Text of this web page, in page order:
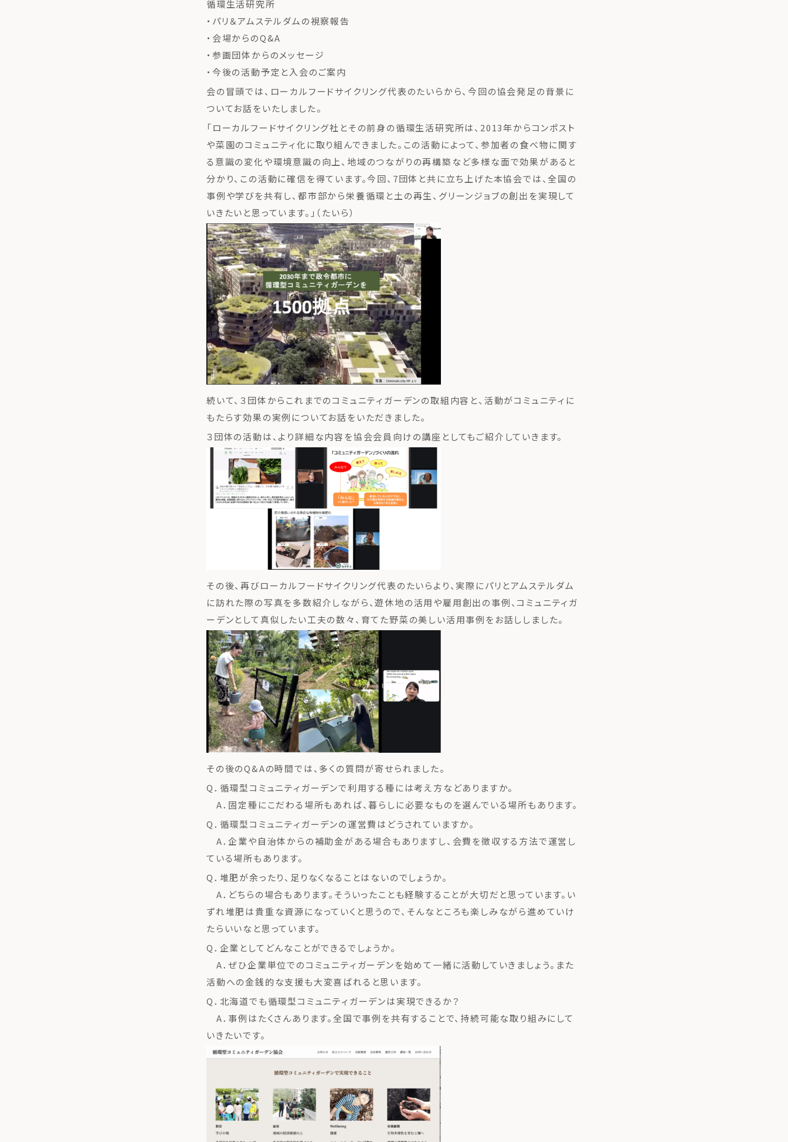
循環生活研究所
・パリ＆アムステルダムの視察報告
・会場からのQ&A
・参画団体からのメッセージ
・今後の活動予定と入会のご案内
会の冒頭では、ローカルフードサイクリング代表のたいらから、今回の協会発足の背景に
ついてお話をいたしました。
「ローカルフードサイクリング社とその前身の循環生活研究所は、2013年からコンポスト
や菜園のコミュニティ化に取り組んできました。この活動によって、参加者の食べ物に関す
る意識の変化や環境意識の向上、地域のつながりの再構築など多様な面で効果があると
分かり、この活動に確信を得ています。今回、7団体と共に立ち上げた本協会では、全国の
事例や学びを共有し、都市部から栄養循環と土の再生、グリーンジョブの創出を実現して
いきたいと思っています。」（たいら）
続いて、３団体からこれまでのコミュニティガーデンの取組内容と、活動がコミュニティに
もたらす効果の実例についてお話をいただきました。
３団体の活動は、より詳細な内容を協会会員向けの講座としてもご紹介していきます。
その後、再びローカルフードサイクリング代表のたいらより、実際にパリとアムステルダム
に訪れた際の写真を多数紹介しながら、遊休地の活用や雇用創出の事例、コミュニティガ
ーデンとして真似したい工夫の数々、育てた野菜の美しい活用事例をお話ししました。
その後のQ&Aの時間では、多くの質問が寄せられました。
Q．循環型コミュニティガーデンで利用する種には考え方などありますか。
A．固定種にこだわる場所もあれば、暮らしに必要なものを選んでいる場所もあります。
Q．循環型コミュニティガーデンの運営費はどうされていますか。
A．企業や自治体からの補助金がある場合もありますし、会費を徴収する方法で運営し
ている場所もあります。
Q．堆肥が余ったり、足りなくなることはないのでしょうか。
A．どちらの場合もあります。そういったことも経験することが大切だと思っています。い
ずれ堆肥は貴重な資源になっていくと思うので、そんなところも楽しみながら進めていけ
たらいいなと思っています。
Q．企業としてどんなことができるでしょうか。
A．ぜひ企業単位でのコミュニティガーデンを始めて一緒に活動していきましょう。また
活動への金銭的な支援も大変喜ばれると思います。
Q．北海道でも循環型コミュニティガーデンは実現できるか？
A．事例はたくさんあります。全国で事例を共有することで、持続可能な取り組みにして
いきたいです。